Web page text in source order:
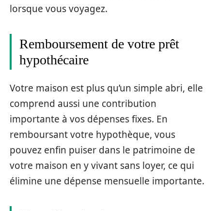
lorsque vous voyagez.
Remboursement de votre prêt
hypothécaire
Votre maison est plus qu’un simple abri, elle
comprend aussi une contribution
importante à vos dépenses fixes. En
remboursant votre hypothèque, vous
pouvez enfin puiser dans le patrimoine de
votre maison en y vivant sans loyer, ce qui
élimine une dépense mensuelle importante.